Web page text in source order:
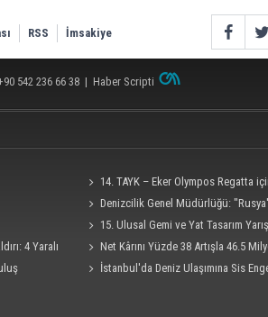
RSS İmsakiye
542 236 66 38 | Haber Scripti
14. TAYK – Eker Olympos Regatta
Denizcilik Genel Müdürlüğü:
Ro-Ro Gemisi Dron Saldırısına Uğradı"
15. Ulusal Gemi ve Yat Tasarım
Süresi 4 Eylül'e Uzatıldı
4 Yaralı
Net Kârını Yüzde 38 Artışla 46.5
İstanbul'da Deniz Ulaşımına Sis